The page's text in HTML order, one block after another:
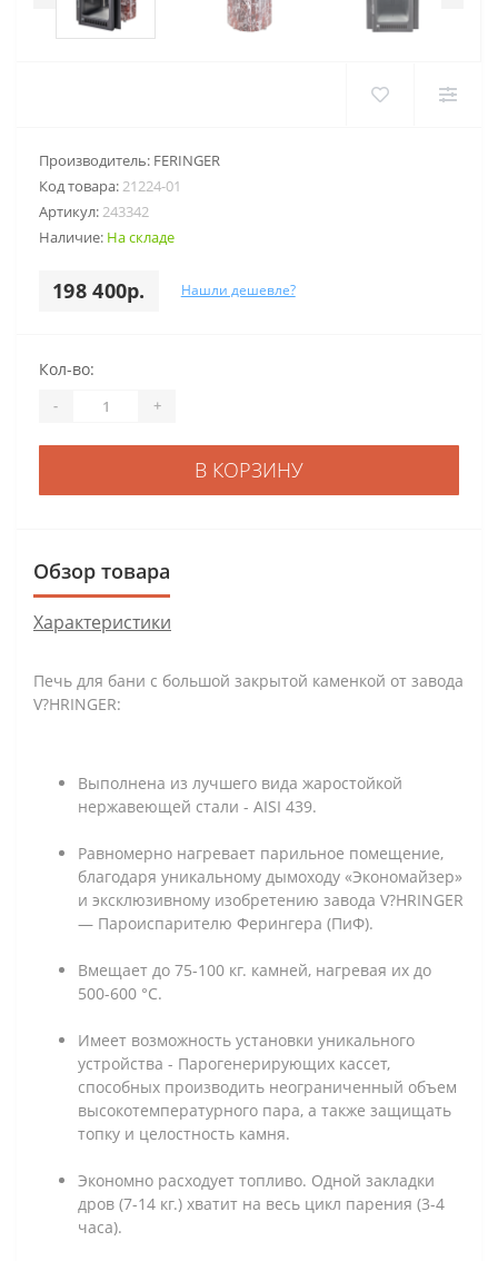
Производитель: FERINGER
Код товара:21224-01
Артикул:243342
Наличие: На складе
198 400р. Нашли дешевле?
Кол-во:
- +
В КОРЗИНУ
Обзор товара
Характеристики
Печь для бани с большой закрытой каменкой от завода
V?HRINGER:
Выполнена из лучшего вида жаростойкой
нержавеющей стали - AISI 439.
Равномерно нагревает парильное помещение,
благодаря уникальному дымоходу «Экономайзер»
и эксклюзивному изобретению завода V?HRINGER
— Пароиспарителю Ферингера (ПиФ).
Вмещает до 75-100 кг. камней, нагревая их до
500-600 °С.
Имеет возможность установки уникального
устройства - Парогенерирующих кассет,
способных производить неограниченный объем
высокотемпературного пара, а также защищать
топку и целостность камня.
Экономно расходует топливо. Одной закладки
дров (7-14 кг.) хватит на весь цикл парения (3-4
часа).